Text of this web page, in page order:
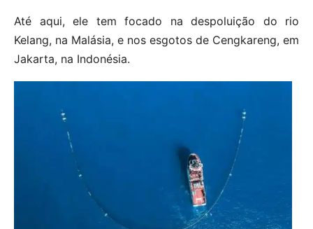
Até aqui, ele tem focado na despoluição do rio
Kelang, na Malásia, e nos esgotos de Cengkareng, em
Jakarta, na Indonésia.